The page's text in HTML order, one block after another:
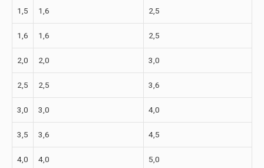
1,5 1,6 2,5
1,6 1,6 2,5
2,0 2,0 3,0
2,5 2,5 3,6
3,0 3,0 4,0
3,5 3,6 4,5
4,0 4,0 5,0